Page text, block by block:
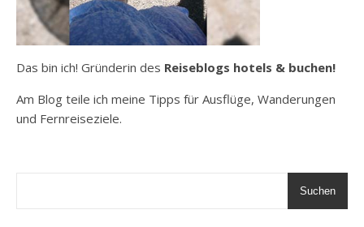
Das bin ich! Gründerin des Reiseblogs hotels & buchen!
Am Blog teile ich meine Tipps für Ausflüge, Wanderungen
und Fernreiseziele.
Suchen